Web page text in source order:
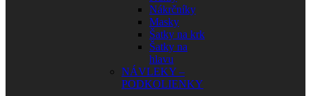
Nákrčníky
Masky
Šatky na krk
Šatky na
hlavu
NÁVLEKY –
PODKOLIENKY